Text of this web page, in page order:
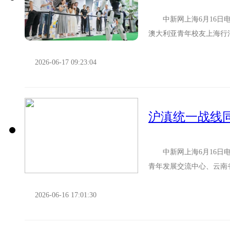
中新网上海6月16日电(
澳大利亚青年校友上海
2026-06-17 09:23:04
沪滇统一战线
中新网上海6月16日电(
青年发展交流中心、云
2026-06-16 17:01:30